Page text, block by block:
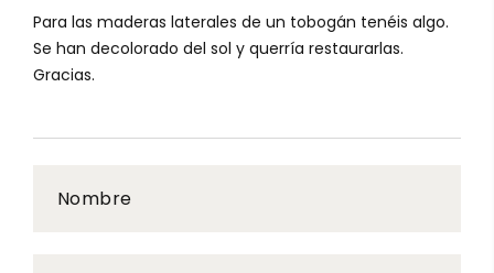
Para las maderas laterales de un tobogán tenéis algo.
Se han decolorado del sol y querría restaurarlas.
Gracias.
Nombre